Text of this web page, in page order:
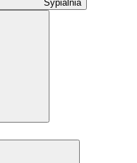
Sypialnia